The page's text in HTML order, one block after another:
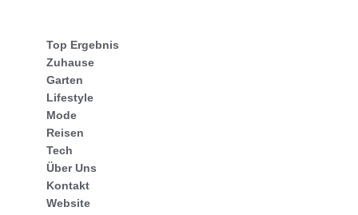
Top Ergebnis
Zuhause
Garten
Lifestyle
Mode
Reisen
Tech
Über Uns
Kontakt
Website